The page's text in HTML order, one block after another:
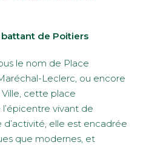
battant de Poitiers
le nom de Place
Leclerc, ou encore
cette place
vivant de
elle est encadrée
que modernes, et